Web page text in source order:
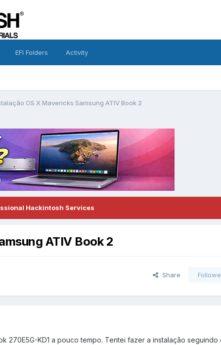
EFI Folders Activity
OS X Mavericks Samsung ATIV Book 2
Hackintosh Services
ATIV Book 2
Share
270E5G-KD1 a pouco tempo. Tentei fazer a instalação seguindo